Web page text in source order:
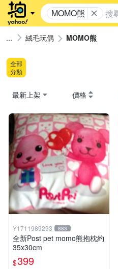
MOMO熊
絨毛玩偶 MOMO熊
全部
分類
最新上架 價格
Y1711989293 883
全新Post pet momo熊抱枕約
35x30cm
$399